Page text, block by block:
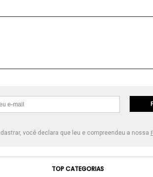
você declara que leu e compreendeu a nossa
TOP CATEGORIAS